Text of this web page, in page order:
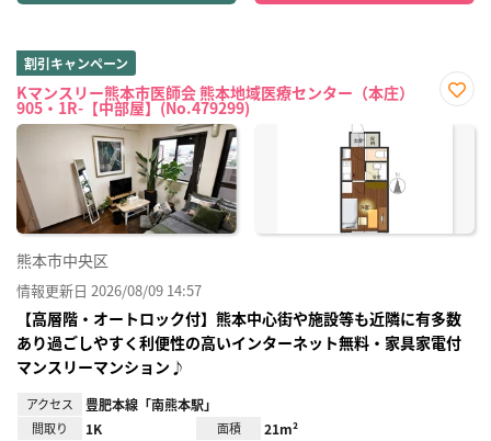
割引キャンペーン
Kマンスリー熊本市医師会 熊本地域医療センター（本庄）
905・1R-【中部屋】(No.479299)
に入
熊本市中央区
情報更新日 2026/08/09 14:57
【高層階・オートロック付】熊本中心街や施設等も近隣に有多数
あり過ごしやすく利便性の高いインターネット無料・家具家電付
マンスリーマンション♪
アクセス 豊肥本線「南熊本駅」
間取り 1K 面積 21m²